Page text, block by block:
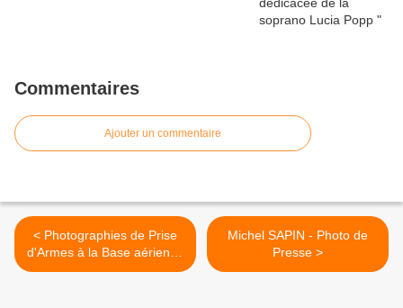
Commentaires
Ajouter un commentaire
< Photographies de Prise
d'Armes à la Base aérienne
de Oued-Hamimime le 7
Michel SAPIN - Photo de
Presse >